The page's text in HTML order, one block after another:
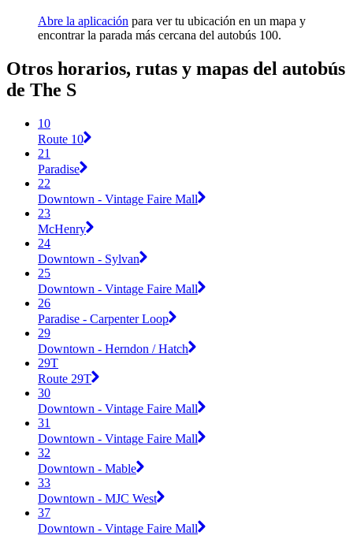
Abre la aplicación para ver tu ubicación en un mapa y
encontrar la parada más cercana del autobús 100.
Otros horarios, rutas y mapas del autobús
de The S
10
Route 10
21
Paradise
22
Downtown - Vintage Faire Mall
23
McHenry
24
Downtown - Sylvan
25
Downtown - Vintage Faire Mall
26
Paradise - Carpenter Loop
29
Downtown - Herndon / Hatch
29T
Route 29T
30
Downtown - Vintage Faire Mall
31
Downtown - Vintage Faire Mall
32
Downtown - Mable
33
Downtown - MJC West
37
Downtown - Vintage Faire Mall